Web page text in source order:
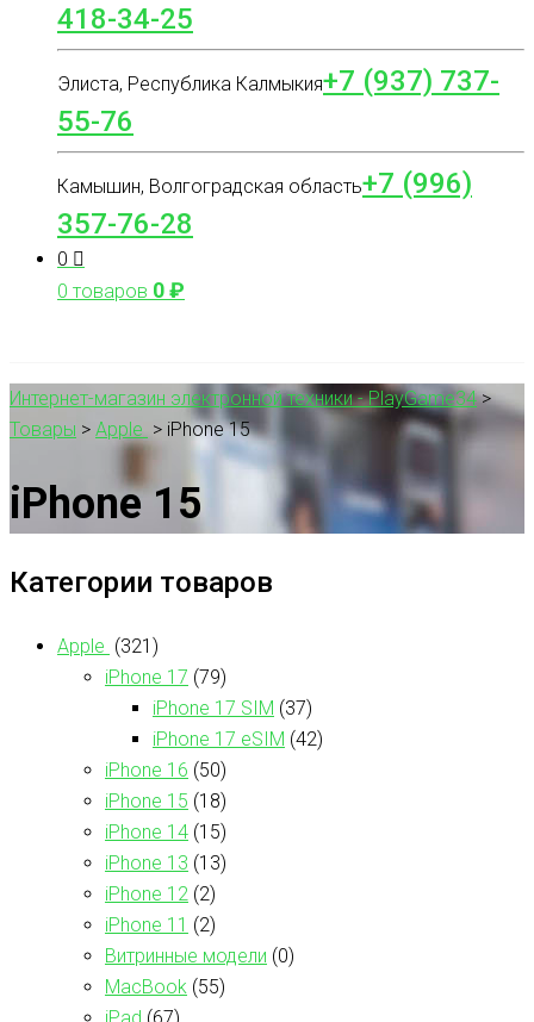
418-34-25
Элиста, Республика Калмыкия+7 (937) 737-
55-76
Камышин, Волгоградская область+7 (996)
357-76-28
0
0 товаров 0₽
Интернет-магазин электронной техники - PlayGame34>
Товары > Apple > iPhone 15
iPhone 15
Категории товаров
Apple (321)
iPhone 17 (79)
iPhone 17 SIM (37)
iPhone 17 eSIM (42)
iPhone 16 (50)
iPhone 15 (18)
iPhone 14 (15)
iPhone 13 (13)
iPhone 12 (2)
iPhone 11 (2)
Витринные модели (0)
MacBook (55)